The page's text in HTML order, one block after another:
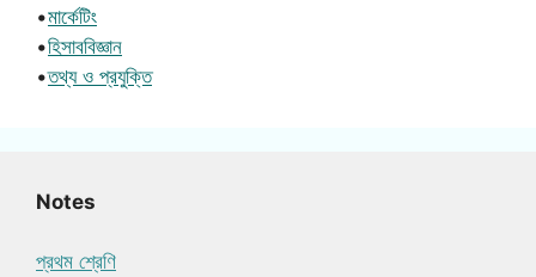
•মার্কেটিং
•হিসাববিজ্ঞান
•তথ্য ও প্রযুক্তি
Notes
প্রথম শ্রেণি